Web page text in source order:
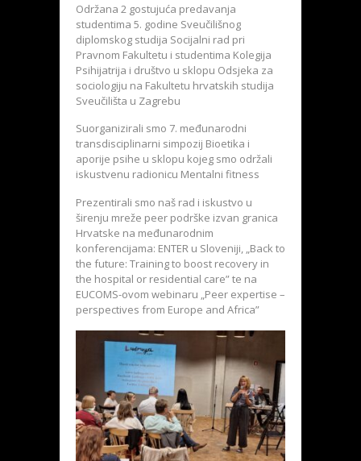
Održana 2 gostujuća predavanja
studentima 5. godine Sveučilišnog
diplomskog studija Socijalni rad pri
Pravnom Fakultetu i studentima Kolegija
Psihijatrija i društvo u sklopu Odsjeka za
sociologiju na Fakultetu hrvatskih studija
Sveučilišta u Zagrebu
Suorganizirali smo 7. međunarodni
transdisciplinarni simpozij Bioetika i
aporije psihe u sklopu kojeg smo održali
iskustvenu radionicu Mentalni fitness
Prezentirali smo naš rad i iskustvo u
širenju mreže peer podrške izvan granica
Hrvatske na međunarodnim
konferencijama: ENTER u Sloveniji, „Back to
the future: Training to boost recovery in
the hospital or residential care” te na
EUCOMS-ovom webinaru „Peer expertise –
perspectives from Europe and Africa”